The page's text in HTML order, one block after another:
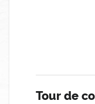
Tour de